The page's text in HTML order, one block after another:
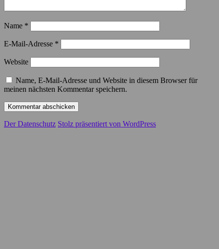
Name *
E-Mail-Adresse *
Website
Name, E-Mail-Adresse und Website in diesem Browser für
meinen nächsten Kommentar speichern.
Der Datenschutz Stolz präsentiert von WordPress